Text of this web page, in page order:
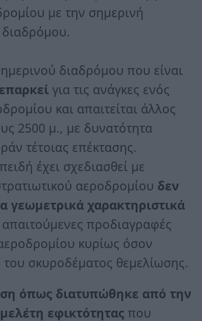
με την σημερινή
διαδρόμου που είναι
για τις ανάγκες ενός
και απαιτείται άλλος
2500 μ., με δυνατότητα
τέτοιας επέκτασης.
έχει σχεδιασθεί με
αεροδρομίου δεν
γεωμετρικά χαρακτηριστικά
απαιτούμενες προδιαγραφές
κυρίως όσον
σκυροδέματος θεμελίωσης.
όπως διατυπώθηκε από την
εφικτότητας που